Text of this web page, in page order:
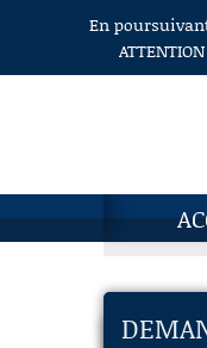
Aller au contenu
En